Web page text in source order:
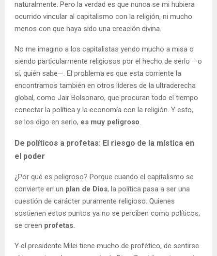
naturalmente. Pero la verdad es que nunca se mi hubiera
ocurrido vincular al capitalismo con la religión, ni mucho
menos con que haya sido una creación divina.
No me imagino a los capitalistas yendo mucho a misa o
siendo particularmente religiosos por el hecho de serlo —o
sí, quién sabe—. El problema es que esta corriente la
encontramos también en otros líderes de la ultraderecha
global, como Jair Bolsonaro, que procuran todo el tiempo
conectar la política y la economía con la religión. Y esto,
se los digo en serio, es muy peligroso.
De políticos a profetas: El riesgo de la mística en
el poder
¿Por qué es peligroso? Porque cuando el capitalismo se
convierte en un plan de Dios, la política pasa a ser una
cuestión de carácter puramente religioso. Quienes
sostienen estos puntos ya no se perciben como políticos,
se creen profetas.
Y el presidente Milei tiene mucho de profético, de sentirse